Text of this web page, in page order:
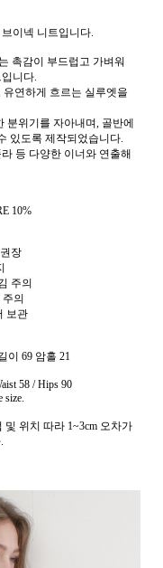
이넥 니트입니다.
촉감이 부드럽고 가벼워
니다.
연하게 흐르는 실루엣을
분위기를 자아내며, 골반에
있도록 제작되었습니다.
등 다양한 이너와 연출해
10%
장
주의
주의
보관
이 69 암홀 21
58 / Hips 90
size.
위치 따라 1~3cm 오차가